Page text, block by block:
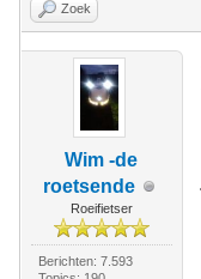
Zoek
Wim -de
roetsende
Roeifietser
Berichten: 7.593